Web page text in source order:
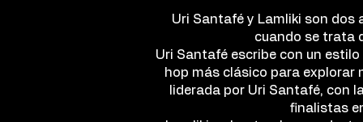
Uri Santafé y Lamliki son dos
cuando se trata
Uri Santafé escribe con un
hop más clásico para explorar
liderada por Uri Santafé, con
finalistas